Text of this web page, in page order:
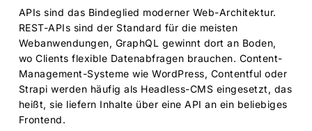
APIs sind das Bindeglied moderner Web-Architektur.
REST-APIs sind der Standard für die meisten
Webanwendungen, GraphQL gewinnt dort an Boden,
wo Clients flexible Datenabfragen brauchen. Content-
Management-Systeme wie WordPress, Contentful oder
Strapi werden häufig als Headless-CMS eingesetzt, das
heißt, sie liefern Inhalte über eine API an ein beliebiges
Frontend.